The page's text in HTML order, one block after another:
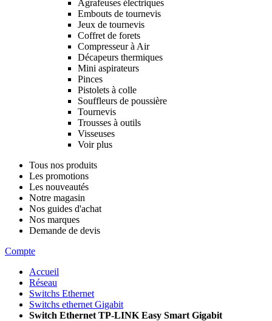
Agrafeuses électriques
Embouts de tournevis
Jeux de tournevis
Coffret de forets
Compresseur à Air
Décapeurs thermiques
Mini aspirateurs
Pinces
Pistolets à colle
Souffleurs de poussière
Tournevis
Trousses à outils
Visseuses
Voir plus
Tous nos produits
Les promotions
Les nouveautés
Notre magasin
Nos guides d'achat
Nos marques
Demande de devis
Compte
Accueil
Réseau
Switchs Ethernet
Switchs ethernet Gigabit
Switch Ethernet TP-LINK Easy Smart Gigabit